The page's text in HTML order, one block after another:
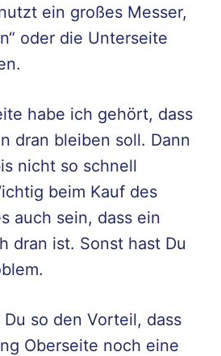
ein großes Messer,
oder die Unterseite
habe ich gehört, dass
dran bleiben soll. Dann
nicht so schnell
beim Kauf des
auch sein, dass ein
dran ist. Sonst hast Du
so den Vorteil, dass
Oberseite noch eine